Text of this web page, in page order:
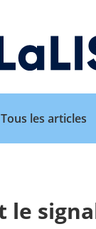
Tous les articles
le